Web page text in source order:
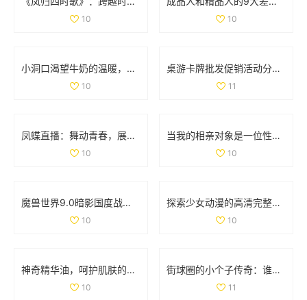
10 10
小洞口渴望牛奶的温暖，满足它的小心愿
10
桌游卡牌批发促销活动分析及产地货源信息介绍
11
凤蝶直播：舞动青春，展现魅力人生的全新平台
10
当我的相亲对象是一位性格强硬的学生时，我该如何应对
10
魔兽世界9.0暗影国度战士职业与专精重磅调优解析
10
探索少女动漫的高清完整版免费观看新选择
10
神奇精华油，呵护肌肤的润泽秘密与使用心得宝典
10
街球圈的小个子传奇：谁才是你心中的篮球顶峰人物
11